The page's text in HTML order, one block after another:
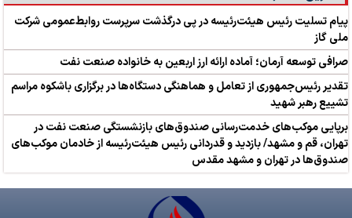
پیام تسلیت رئیس هیئت‌رئیسه در پی درگذشت سرپرست روابط‌عمومی شرکت
ملی گاز
صرافی توسعه آرمان؛ آماده ارائه ارز اربعین به خانواده صنعت نفت
تقدیر رئیس‌جمهوری از تعامل و هماهنگی دستگاه‌ها در برگزاری باشکوه مراسم
تشییع رهبر شهید
برپایی موکب‌های خدمت‌رسانی صندوق‌های بازنشستگی صنعت نفت در
تهران، قم و مشهد/ بازدید و قدردانی رئیس هیئت‌رئیسه از خادمان موکب‌های
صندوق‌ها در تهران و مشهد مقدس